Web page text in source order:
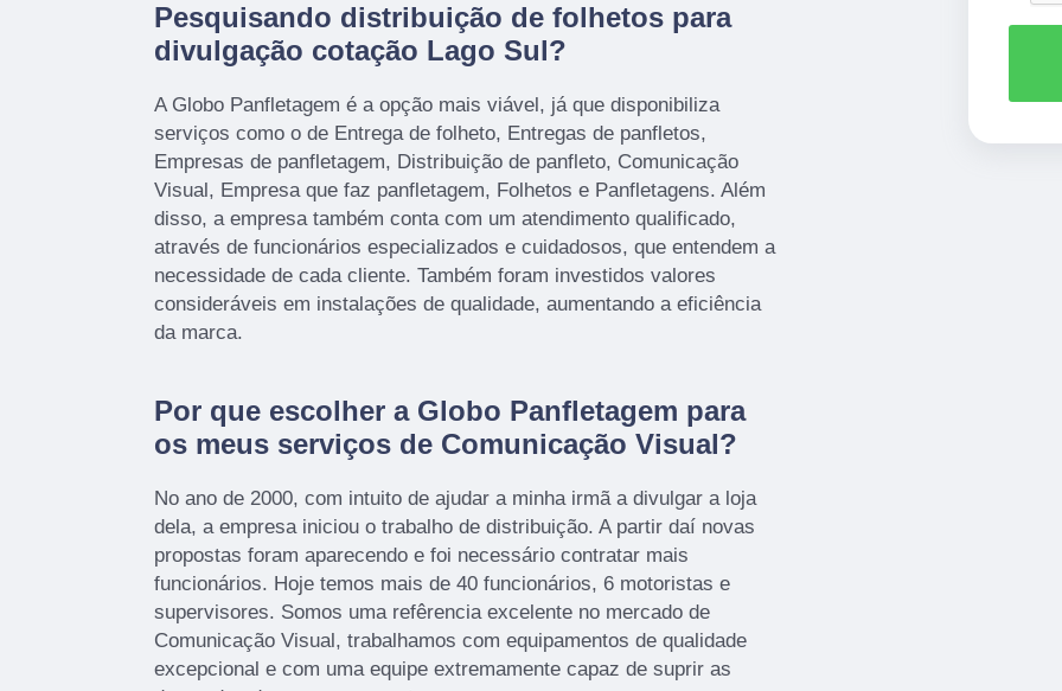
Pesquisando distribuição de folhetos para
divulgação cotação Lago Sul?
A Globo Panfletagem é a opção mais viável, já que disponibiliza
serviços como o de Entrega de folheto, Entregas de panfletos,
Empresas de panfletagem, Distribuição de panfleto, Comunicação
Visual, Empresa que faz panfletagem, Folhetos e Panfletagens. Além
disso, a empresa também conta com um atendimento qualificado,
através de funcionários especializados e cuidadosos, que entendem a
necessidade de cada cliente. Também foram investidos valores
consideráveis em instalações de qualidade, aumentando a eficiência
da marca.
Por que escolher a Globo Panfletagem para
os meus serviços de Comunicação Visual?
No ano de 2000, com intuito de ajudar a minha irmã a divulgar a loja
dela, a empresa iniciou o trabalho de distribuição. A partir daí novas
propostas foram aparecendo e foi necessário contratar mais
funcionários. Hoje temos mais de 40 funcionários, 6 motoristas e
supervisores. Somos uma refêrencia excelente no mercado de
Comunicação Visual, trabalhamos com equipamentos de qualidade
excepcional e com uma equipe extremamente capaz de suprir as